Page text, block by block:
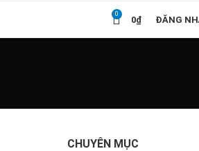
0
0₫ ĐĂNG
CHUYÊN MỤC